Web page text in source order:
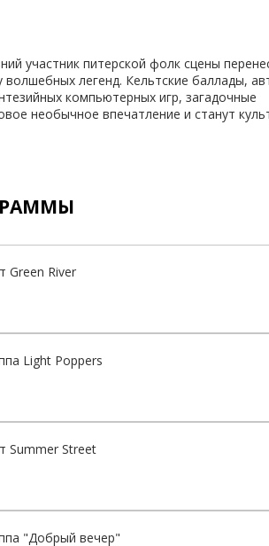
участник питерской фолк сцены
волшебных легенд. Кельтские баллады,
компьютерных игр, загадочные
необычное впечатление и станут
Green River
Light Poppers
Summer Street
"Добрый вечер"